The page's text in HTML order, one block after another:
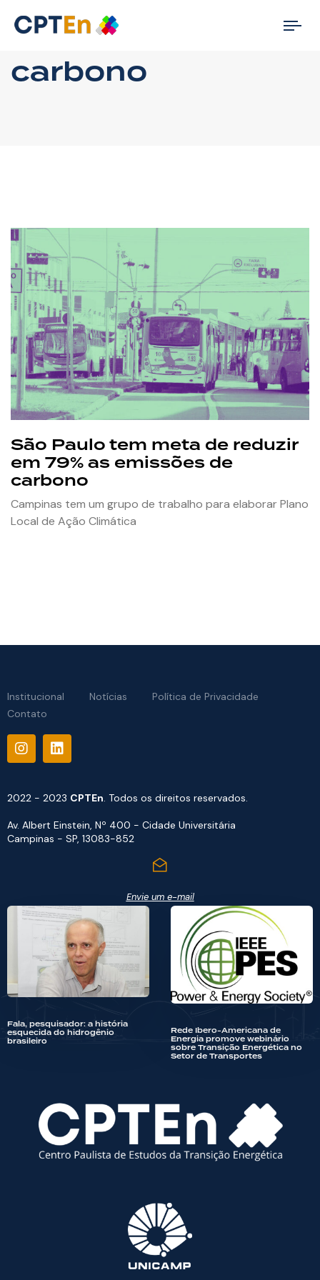
carbono
São Paulo tem meta de reduzir
em 79% as emissões de
carbono
Campinas tem um grupo de trabalho para elaborar Plano
Local de Ação Climática
Institucional Notícias
Política de Privacidade
Contato
2022 - 2023 CPTEn. Todos os direitos reservados.
Av. Albert Einstein, Nº 400 - Cidade Universitária
Campinas - SP, 13083-852
Envie um e-mail
Fala, pesquisador: a história
esquecida do hidrogênio
brasileiro
Rede Ibero-Americana de
Energia promove webinário
sobre Transição Energética no
Setor de Transportes